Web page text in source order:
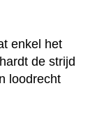
enkel het
de strijd
loodrecht